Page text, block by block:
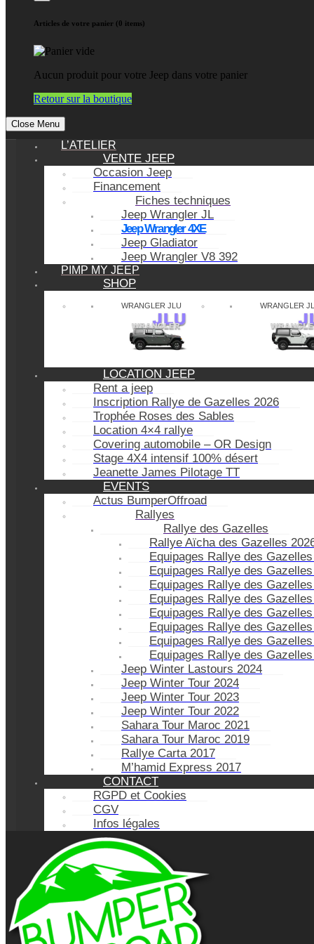
Articles de votre panier (0 items)
Aucun produit pour votre Jeep dans votre panier
Retour sur la boutique
Close Menu
L’ATELIER
VENTE JEEP
Occasion Jeep
Financement
Fiches techniques
Jeep Wrangler JL
Jeep Wrangler 4XE
Jeep Gladiator
Jeep Wrangler V8 392
PIMP MY JEEP
SHOP
WRANGLER JLU WRANGLER JL
LOCATION JEEP
Rent a jeep
Inscription Rallye de Gazelles 2026
Trophée Roses des Sables
Location 4×4 rallye
Covering automobile – OR Design
Stage 4X4 intensif 100% désert
Jeanette James Pilotage TT
EVENTS
Actus BumperOffroad
Rallyes
Rallye des Gazelles
Rallye Aïcha des Gazelles
Equipages Rallye des
Equipages Rallye des
Equipages Rallye des
Equipages Rallye des
Equipages Rallye des
Equipages Rallye des
Equipages Rallye des
Equipages Rallye des
Jeep Winter Lastours 2024
Jeep Winter Tour 2024
Jeep Winter Tour 2023
Jeep Winter Tour 2022
Sahara Tour Maroc 2021
Sahara Tour Maroc 2019
Rallye Carta 2017
M’hamid Express 2017
CONTACT
RGPD et Cookies
CGV
Infos légales